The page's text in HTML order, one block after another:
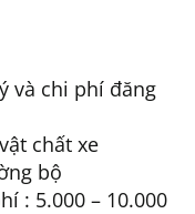
và chi phí đăng
chất xe
bộ
: 5.000 – 10.000